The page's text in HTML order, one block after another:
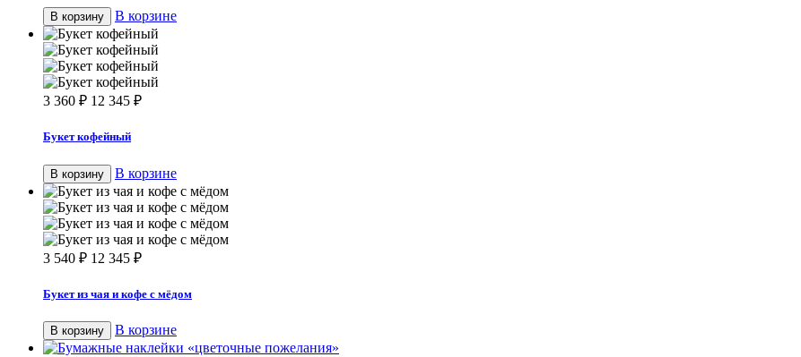
В корзину В корзине
3 360 ₽ 12 345 ₽
Букет кофейный
В корзину В корзине
3 540 ₽ 12 345 ₽
Букет из чая и кофе с мёдом
В корзину В корзине